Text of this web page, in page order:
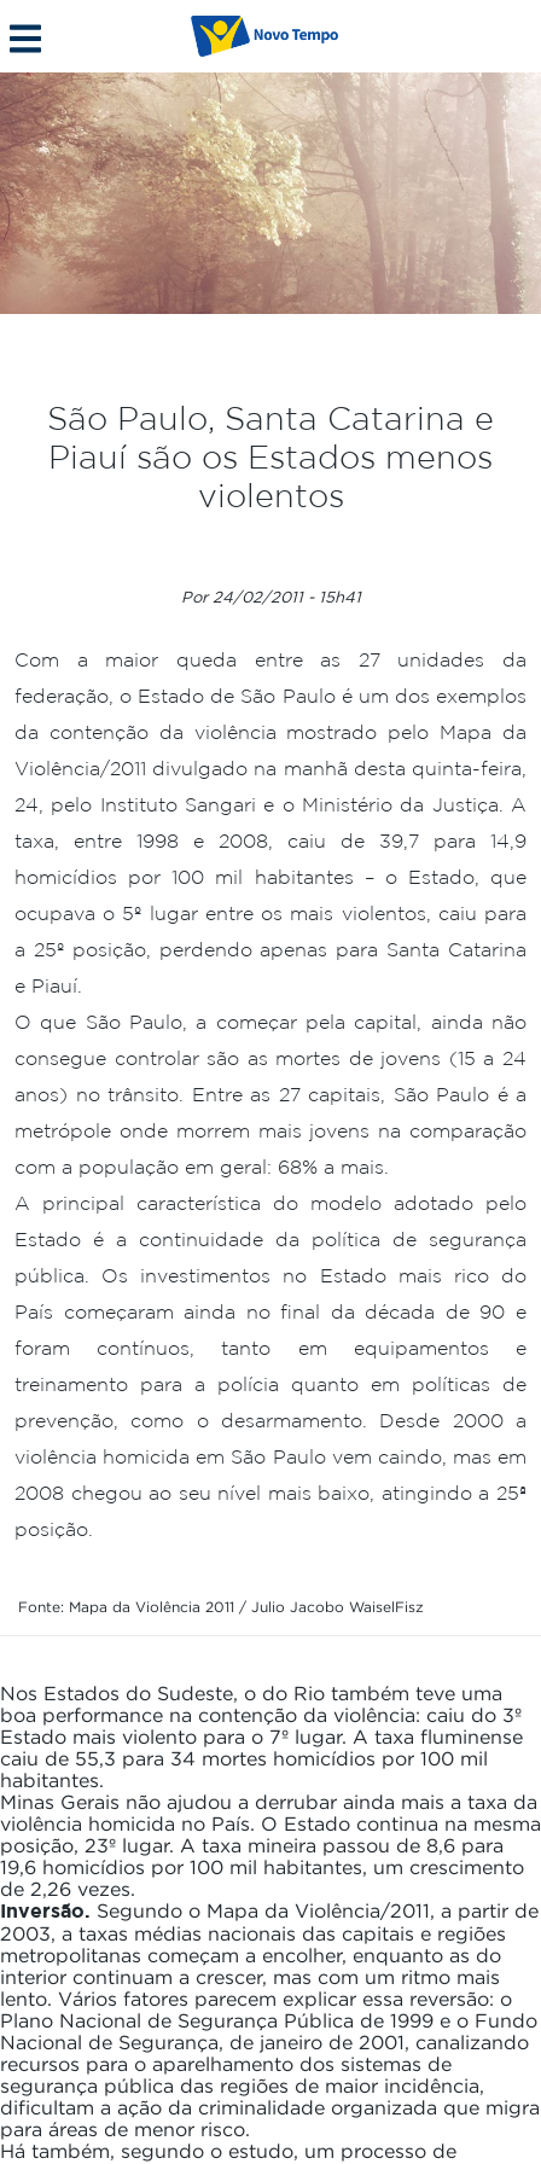
São Paulo, Santa Catarina e
Piauí são os Estados menos
violentos
Por 24/02/2011 - 15h41
Com a maior queda entre as 27 unidades da
federação, o Estado de São Paulo é um dos exemplos
da contenção da violência mostrado pelo Mapa da
Violência/2011 divulgado na manhã desta quinta-feira,
24, pelo Instituto Sangari e o Ministério da Justiça. A
taxa, entre 1998 e 2008, caiu de 39,7 para 14,9
homicídios por 100 mil habitantes – o Estado, que
ocupava o 5º lugar entre os mais violentos, caiu para
a 25º posição, perdendo apenas para Santa Catarina
e Piauí.
O que São Paulo, a começar pela capital, ainda não
consegue controlar são as mortes de jovens (15 a 24
anos) no trânsito. Entre as 27 capitais, São Paulo é a
metrópole onde morrem mais jovens na comparação
com a população em geral: 68% a mais.
A principal característica do modelo adotado pelo
Estado é a continuidade da política de segurança
pública. Os investimentos no Estado mais rico do
País começaram ainda no final da década de 90 e
foram contínuos, tanto em equipamentos e
treinamento para a polícia quanto em políticas de
prevenção, como o desarmamento. Desde 2000 a
violência homicida em São Paulo vem caindo, mas em
2008 chegou ao seu nível mais baixo, atingindo a 25ª
posição.
Fonte: Mapa da Violência 2011 / Julio Jacobo WaiselFisz
Nos Estados do Sudeste, o do Rio também teve uma
boa performance na contenção da violência: caiu do 3º
Estado mais violento para o 7º lugar. A taxa fluminense
caiu de 55,3 para 34 mortes homicídios por 100 mil
habitantes.
Minas Gerais não ajudou a derrubar ainda mais a taxa da
violência homicida no País. O Estado continua na mesma
posição, 23º lugar. A taxa mineira passou de 8,6 para
19,6 homicídios por 100 mil habitantes, um crescimento
de 2,26 vezes.
Inversão. Segundo o Mapa da Violência/2011, a partir de
2003, a taxas médias nacionais das capitais e regiões
metropolitanas começam a encolher, enquanto as do
interior continuam a crescer, mas com um ritmo mais
lento. Vários fatores parecem explicar essa reversão: o
Plano Nacional de Segurança Pública de 1999 e o Fundo
Nacional de Segurança, de janeiro de 2001, canalizando
recursos para o aparelhamento dos sistemas de
segurança pública das regiões de maior incidência,
dificultam a ação da criminalidade organizada que migra
para áreas de menor risco.
Há também, segundo o estudo, um processo de